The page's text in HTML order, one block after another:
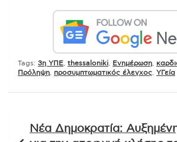
Tags: 3η ΥΠΕ thessaloniki Ενημέρωση
Πρόληψη
προσυμπτωματικός έλεγχος ΥΓεία
άρθρων
Νέα Δημοκρατία: